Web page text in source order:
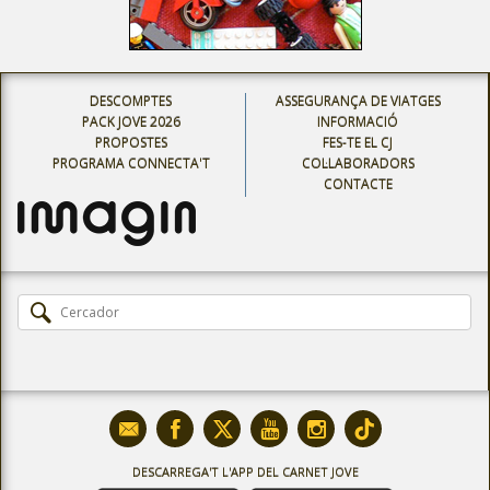
DESCOMPTES
PACK JOVE 2026
PROPOSTES
PROGRAMA CONNECTA'T
ASSEGURANÇA DE VIATGES
INFORMACIÓ
FES-TE EL CJ
COL·LABORADORS
CONTACTE
DESCARREGA'T L'APP DEL CARNET JOVE